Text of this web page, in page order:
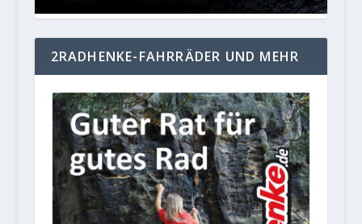
2RADHENKE-FAHRRÄDER UND MEHR